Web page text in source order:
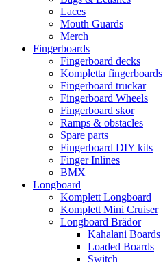
Laces
Mouth Guards
Merch
Fingerboards
Fingerboard decks
Kompletta fingerboards
Fingerboard truckar
Fingerboard Wheels
Fingerboard skor
Ramps & obstacles
Spare parts
Fingerboard DIY kits
Finger Inlines
BMX
Longboard
Komplett Longboard
Komplett Mini Cruiser
Longboard Brädor
Kahalani Boards
Loaded Boards
Switch